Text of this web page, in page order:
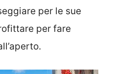
per le sue
per fare